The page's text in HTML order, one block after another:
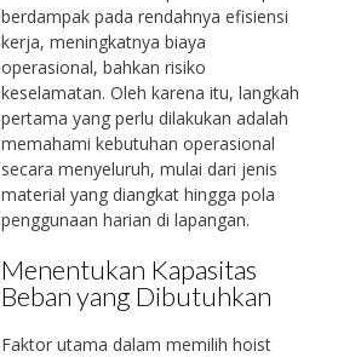
berdampak pada rendahnya efisiensi
kerja, meningkatnya biaya
operasional, bahkan risiko
keselamatan. Oleh karena itu, langkah
pertama yang perlu dilakukan adalah
memahami kebutuhan operasional
secara menyeluruh, mulai dari jenis
material yang diangkat hingga pola
penggunaan harian di lapangan.
Menentukan Kapasitas
Beban yang Dibutuhkan
Faktor utama dalam memilih hoist